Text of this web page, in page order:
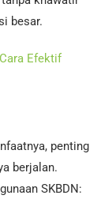
besar.
Efektif
penting
berjalan.
SKBDN: